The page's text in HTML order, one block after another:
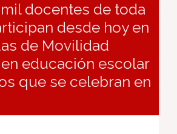
docentes de toda
desde hoy en
de Movilidad
en educación escolar
que se celebran en